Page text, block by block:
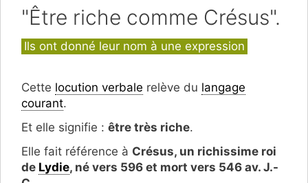
"Être riche comme Crésus".
Catégories
Ils ont donné leur nom à une expression
Cette locution verbale relève du langage
courant.
Et elle signifie : être très riche.
Elle fait référence à Crésus, un richissime roi
de Lydie, né vers 596 et mort vers 546 av. J.-